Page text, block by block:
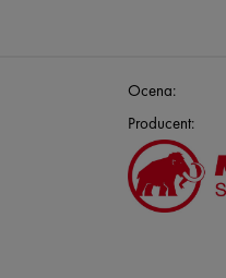
Ocena:
Producent: